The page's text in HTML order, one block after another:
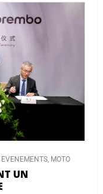
EVENEMENTS, MOTO
UN